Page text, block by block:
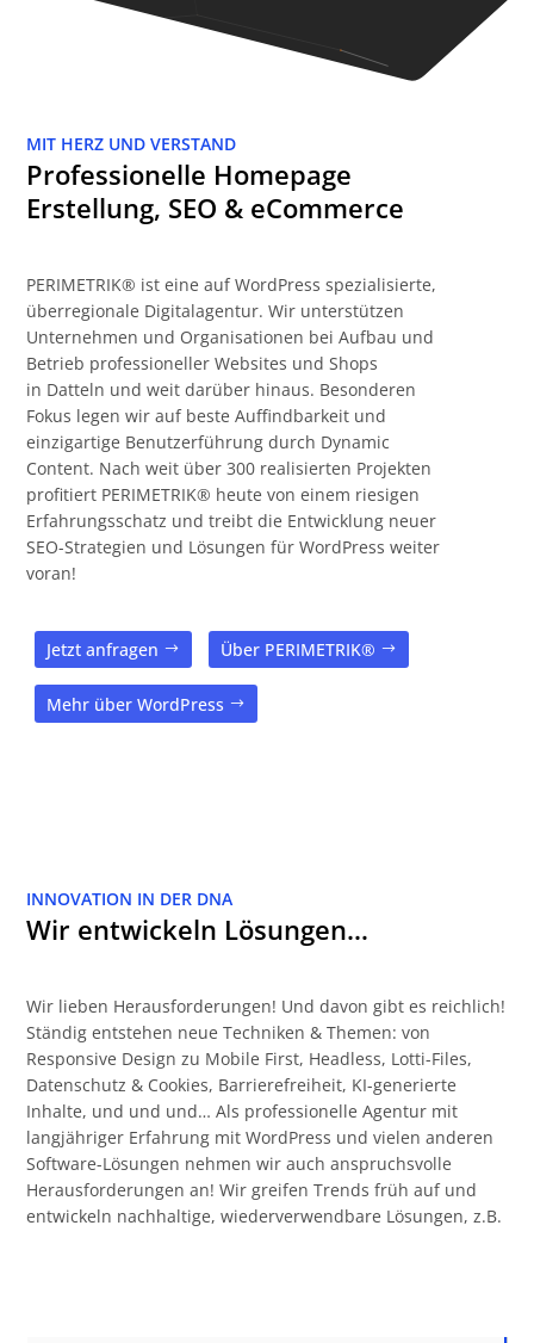
MIT HERZ UND VERSTAND
Professionelle Homepage
Erstellung, SEO & eCommerce
PERIMETRIK® ist eine auf WordPress spezialisierte,
überregionale Digitalagentur. Wir unterstützen
Unternehmen und Organisationen bei Aufbau und
Betrieb professioneller Websites und Shops
in Datteln und weit darüber hinaus. Besonderen
Fokus legen wir auf beste Auffindbarkeit und
einzigartige Benutzerführung durch Dynamic
Content. Nach weit über 300 realisierten Projekten
profitiert PERIMETRIK® heute von einem riesigen
Erfahrungsschatz und treibt die Entwicklung neuer
SEO-Strategien und Lösungen für WordPress weiter
voran!
Jetzt anfragen Über PERIMETRIK®
Mehr über WordPress
INNOVATION IN DER DNA
Wir entwickeln Lösungen…
Wir lieben Herausforderungen! Und davon gibt es reichlich!
Ständig entstehen neue Techniken & Themen: von
Responsive Design zu Mobile First, Headless, Lotti-Files,
Datenschutz & Cookies, Barrierefreiheit, KI-generierte
Inhalte, und und und… Als professionelle Agentur mit
langjähriger Erfahrung mit WordPress und vielen anderen
Software-Lösungen nehmen wir auch anspruchsvolle
Herausforderungen an! Wir greifen Trends früh auf und
entwickeln nachhaltige, wiederverwendbare Lösungen, z.B.